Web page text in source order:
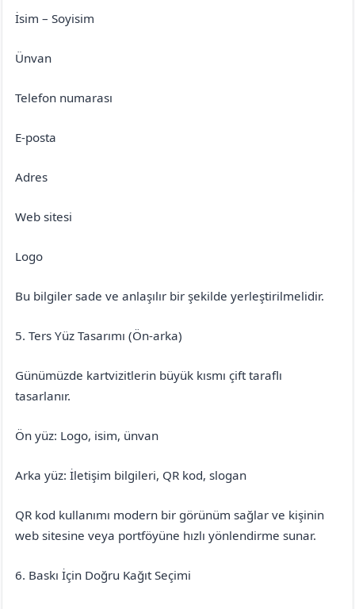
İsim – Soyisim
Ünvan
Telefon numarası
E-posta
Adres
Web sitesi
Logo
Bu bilgiler sade ve anlaşılır bir şekilde yerleştirilmelidir.
5. Ters Yüz Tasarımı (Ön-arka)
Günümüzde kartvizitlerin büyük kısmı çift taraflı
tasarlanır.
Ön yüz: Logo, isim, ünvan
Arka yüz: İletişim bilgileri, QR kod, slogan
QR kod kullanımı modern bir görünüm sağlar ve kişinin
web sitesine veya portföyüne hızlı yönlendirme sunar.
6. Baskı İçin Doğru Kağıt Seçimi